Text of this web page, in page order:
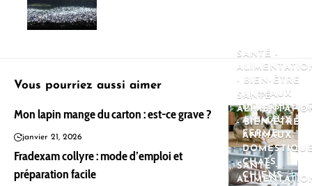
Vous pourriez aussi aimer
SANTÉ -
- BIEN-ÊTRE
ANIMAUX
ANIMAUX
FERME
Mon lapin mange du carton : est-ce grave ?
janvier 21, 2026
SANTÉ -
- BIEN-ÊTRE
ANIMAUX
CHATS
CHIENS
Fradexam collyre : mode d’emploi et
préparation facile
SANTÉ -